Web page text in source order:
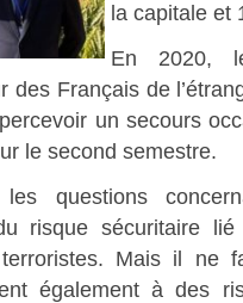
la capitale et
En 2020,
des Français de
un secours
le second semestre.
questions
risque sécuritaire lié
terroristes. Mais il ne
également à des